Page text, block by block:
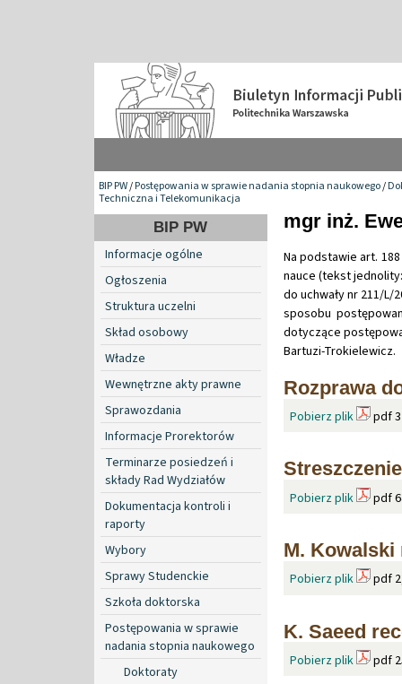
BIP PW/Postępowania w sprawie nadania stopnia naukowego/
Techniczna i Telekomunikacja
BIP PW
Informacje ogólne
Ogłoszenia
Struktura uczelni
Skład osobowy
Władze
Wewnętrzne akty prawne
Sprawozdania
Informacje Prorektorów
Terminarze posiedzeń i
składy Rad Wydziałów
Dokumentacja kontroli i
raporty
Wybory
Sprawy Studenckie
Szkoła doktorska
Postępowania w sprawie
nadania stopnia naukowego
Doktoraty
mgr inż.
Na podstawie art.
nauce (tekst jednolity:
do uchwały nr 211/L/
sposobu
dotyczące
Bartuzi-Trokielewicz.
Rozprawa
Pobierz plik pdf
Streszczenie
Pobierz plik pdf
M. Kowalski
Pobierz plik pdf
K. Saeed
Pobierz plik pdf